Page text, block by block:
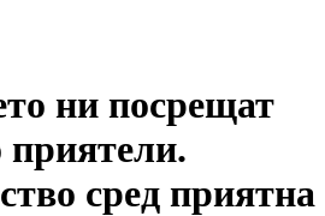
ни посрещат
приятели.
сред приятна